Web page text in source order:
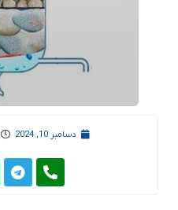
دسامبر 10, 2024
P
h
o
T
e
l